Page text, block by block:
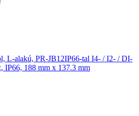
L-alakú, PR-JB12IP66-tal I4- / I2- / DI-
188 mm x 137.3 mm